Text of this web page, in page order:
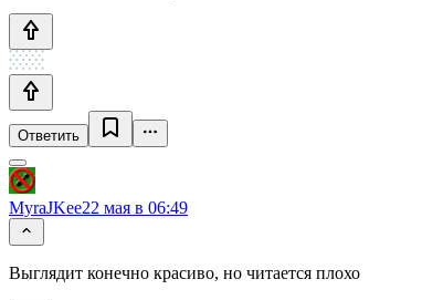
Ответить
MyraJKee22 мая в 06:49
Выглядит конечно красиво, но читается плохо